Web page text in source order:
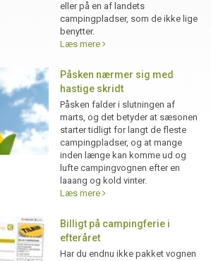
eller på en af landets
campingpladser, som de ikke lige
benytter.
Læs mere
Påsken nærmer sig med
hastige skridt
Påsken falder i slutningen af
marts, og det betyder at sæsonen
starter tidligt for langt de fleste
campingpladser, og at mange
inden længe kan komme ud og
lufte campingvognen efter en
laaang og kold vinter.
Læs mere
Billigt på campingferie i
efteråret
Har du endnu ikke pakket vognen